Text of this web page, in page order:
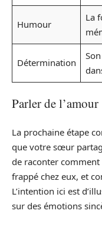
Humour
La
Détermination
Parler de l’amour
La prochaine étape
que votre sœur
de raconter
frappé chez eux, et
L’intention ici est
sur des émotions